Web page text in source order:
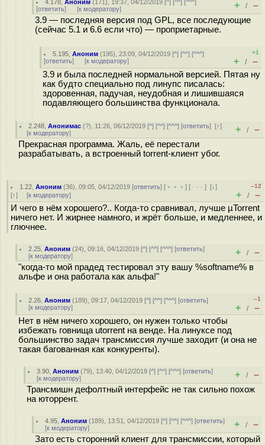
4.178 ,Аноним (171 ), 19:37, 04/12/2019 [^ ] [^^ ] [^^^
[ответить] [к модератору] + / –
3.9 — последняя версия под GPL, все последующие
(сейчас 5.1 и 6.6 если что) — проприетарные.
5.195 ,Аноним (195), 23:09, 04/12/2019 [^] [^^] [^^^]
[ответить] [к модератору]
+1
+ / –
3.9 и была последней нормальной версией. Пятая ну
как будто специально под линупc писалась:
здоровенная, падучая, неудобная и лишившаяся
подавляющего большинства функционала.
2.248 ,Анонимас (?), 11:26, 06/12/2019 [^] [^^] [^^^] [ответить][↑]
[к модератору] + / –
Прекрасная программа. Жаль, её перестали
разрабатывать, а встроенный torrent-клиент убог.
1.22 ,Аноним (36), 09:05, 04/12/2019 [ответить] [ ﹢﹢﹢] [ · · ·][↓]
[↑] [к модератору]
–12
+ / –
И чего в нём хорошего?.. Когда-то сравнивал, лучше µTorrent
ничего нет. И жирнее намного, и жрёт больше, и медленнее, и
глючнее.
2.25 ,Аноним (24), 09:16, 04/12/2019 [^] [^^] [^^^] [ответить]
[к модератору] + / –
"когда-то мой прадед тестировал эту вашу %softname% в
альфе и она работала как альфа!"
2.26 ,Аноним (189), 09:17, 04/12/2019 [^] [^^] [^^^] [ответить]
[к модератору]
–1
+ / –
Нет в нём ничего хорошего, он нужен только чтобы
избежать говнища utorrent на венде. На линуксе под
большинство задач трансмиссия лучше заходит (и она не
такая багованная как конкуренты).
3.90 ,Аноним (79), 13:40, 04/12/2019 [^] [^^] [^^^] [ответить]
[к модератору] + / –
Трансмишн дефолтный интерфейс не так сильно похож
на юторрент.
4.95 ,Аноним (189), 13:51, 04/12/2019 [^] [^^] [^^^] [ответить]
[к модератору] + / –
Зато есть сторонний клиент для трансмиссии, который